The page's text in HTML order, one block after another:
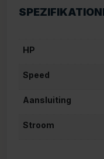
HP
Speed
Aansluiting
Stroom